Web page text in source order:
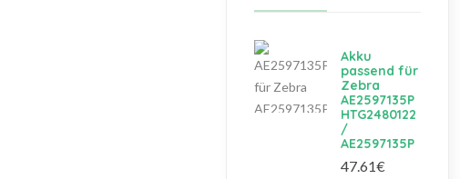
Akku
passend für
Zebra
AE2597135P
HTG2480122
/
AE2597135P
47.61€